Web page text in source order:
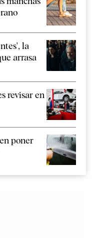
la
arrasa
revisar en
poner